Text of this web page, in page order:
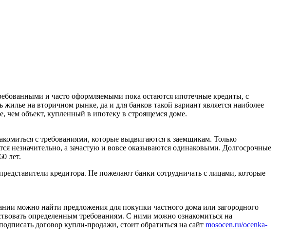
и часто оформляемыми пока остаются ипотечные кредиты, с
на вторичном рынке, да и для банков такой вариант является наиболее
чем объект, купленный в ипотеку в строящемся доме.
с требованиями, которые выдвигаются к заемщикам. Только
незначительно, а зачастую и вовсе оказываются одинаковыми. Долгосрочные
лет.
кредитора. Не пожелают банки сотрудничать с лицами, которые
можно найти предложения для покупки частного дома или загородного
определенным требованиям. С ними можно ознакомиться на
договор купли-продажи, стоит обратиться на сайт mosocen.ru/ocenka-